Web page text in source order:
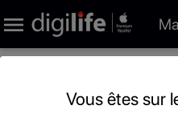

Vous êtes sur